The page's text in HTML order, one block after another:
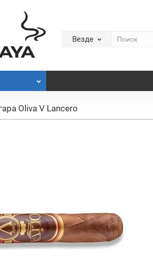
Везде
Oliva V Lancero